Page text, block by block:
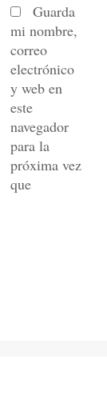
Guarda
mi nombre,
correo
electrónico
y web en
este
navegador
para la
próxima vez
que